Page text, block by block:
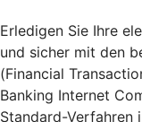
Erledigen Sie Ihre
und sicher mit den
(Financial
Banking Internet
Standard-Verfahren